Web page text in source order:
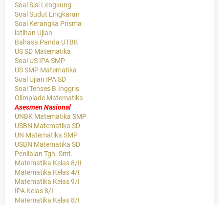
Soal Sisi Lengkung
Soal Sudut Lingkaran
Soal Kerangka Prisma
latihan Ujian
Bahasa Panda UTBK
US SD Matematika
Soal US IPA SMP
US SMP Matematika
Soal Ujian IPA SD
Soal Tenses B.Inggris
Olimpiade Matematika
Asesmen Nasional
UNBK Matematika SMP
USBN Matematika SD
UN Matematika SMP
USBN Matematika SD
Penilaian Tgh. Smt.
Matematika Kelas 8/II
Matematika Kelas 4/I
Matematika Kelas 9/I
IPA Kelas 8/I
Matematika Kelas 8/I